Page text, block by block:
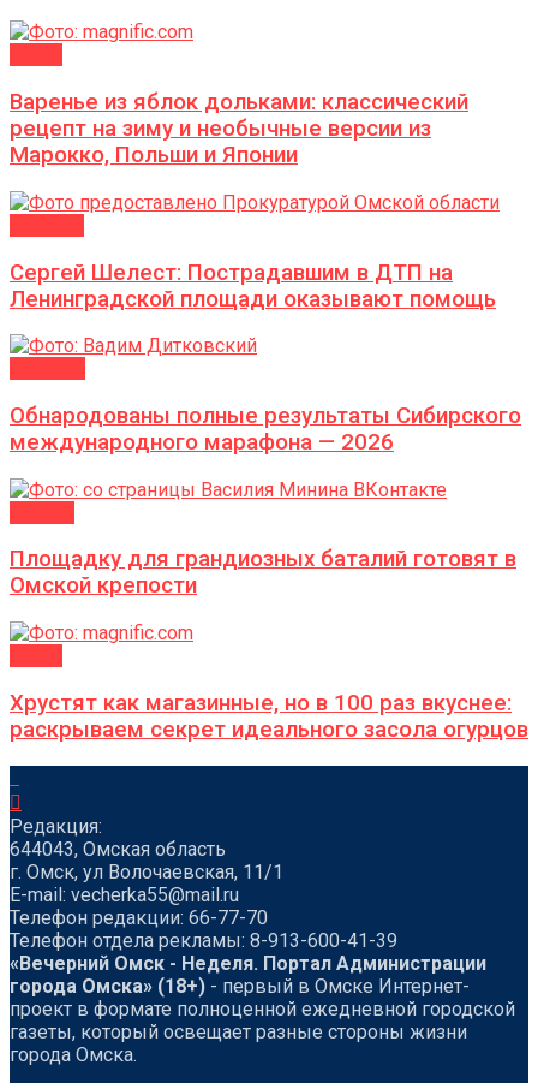
Варенье из яблок дольками: классический
рецепт на зиму и необычные версии из
Марокко, Польши и Японии
Сергей Шелест: Пострадавшим в ДТП на
Ленинградской площади оказывают помощь
Обнародованы полные результаты Сибирского
международного марафона — 2026
Площадку для грандиозных баталий готовят в
Омской крепости
Хрустят как магазинные, но в 100 раз вкуснее:
раскрываем секрет идеального засола огурцов
Редакция:
644043, Омская область
г. Омск, ул Волочаевская, 11/1
Е-mail: vecherka55@mail.ru
Телефон редакции: 66-77-70
Телефон отдела рекламы: 8-913-600-41-39
«Вечерний Омск - Неделя. Портал Администрации
города Омска» (18+) - первый в Омске Интернет-
проект в формате полноценной ежедневной городской
газеты, который освещает разные стороны жизни
города Омска.